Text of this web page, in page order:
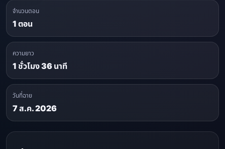
จำนวนตอน
1 ตอน
ความยาว
1 ชั่วโมง 36 นาที
วันที่ฉาย
7 ส.ค. 2026